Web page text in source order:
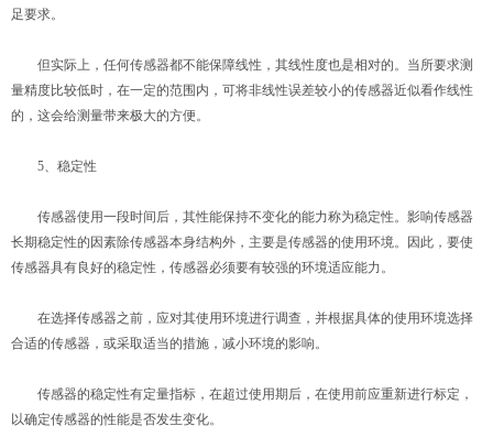
足要求。
但实际上，任何传感器都不能保障线性，其线性度也是相对的。当所要求测
量精度比较低时，在一定的范围内，可将非线性误差较小的传感器近似看作线性
的，这会给测量带来极大的方便。
5、稳定性
传感器使用一段时间后，其性能保持不变化的能力称为稳定性。影响传感器
长期稳定性的因素除传感器本身结构外，主要是传感器的使用环境。因此，要使
传感器具有良好的稳定性，传感器必须要有较强的环境适应能力。
在选择传感器之前，应对其使用环境进行调查，并根据具体的使用环境选择
合适的传感器，或采取适当的措施，减小环境的影响。
传感器的稳定性有定量指标，在超过使用期后，在使用前应重新进行标定，
以确定传感器的性能是否发生变化。